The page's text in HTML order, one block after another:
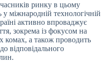
ринку в цьому
міжнародній технологічній
активно впроваджує
зокрема із фокусом на
комах, а також проводить
відповідального